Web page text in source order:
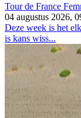
Tour de France
04 augustus 2026,
Deze week is het
is kans wiss...